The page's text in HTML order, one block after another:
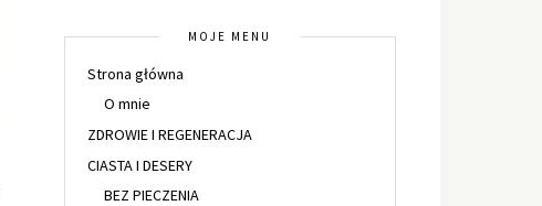
MOJE MENU
Strona główna
O mnie
ZDROWIE I REGENERACJA
CIASTA I DESERY
BEZ PIECZENIA